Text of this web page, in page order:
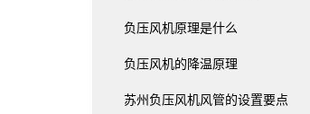
负压风机原理是什么
负压风机的降温原理
苏州负压风机风管的设置要点